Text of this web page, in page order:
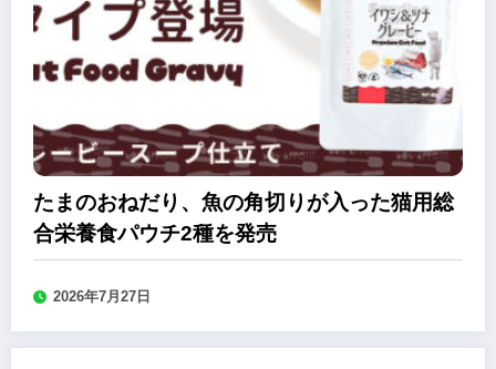
たまのおねだり、魚の角切りが入った猫用総
合栄養食パウチ2種を発売
2026年7月27日